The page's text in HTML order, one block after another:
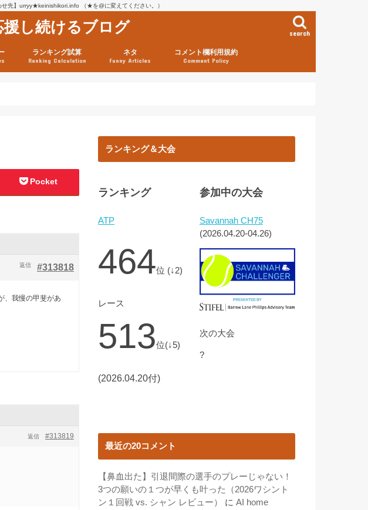
先】urryy★keinishikori.info （★を@に変えてください。）
し続けるブログ search
ランキング試算
Ranking Calculation
ネタ
Funny Articles
コメント欄利用規約
Comment Policy
Pocket
#313818
返信
、我慢の甲斐があ
#313819
返信
ランキング＆大会
ランキング
ATP
464位 (↓2)
レース
513位(↓5)
(2026.04.20付)
参加中の大会
Savannah CH75
(2026.04.20-04.26)
次の大会
?
最近の20コメント
【鼻血出た】引退間際の選手のプレーじゃない！
3つの願いの１つが早くも叶った（2026ワシント
ン１回戦 vs. シャン レビュー）
に AI home